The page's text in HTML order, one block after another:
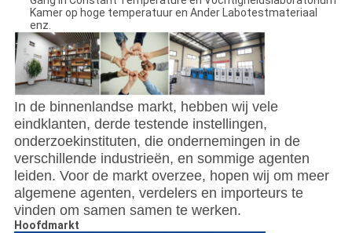
Kamer op hoge temperatuur en Ander Labotestmateriaal
enz.
In de binnenlandse markt, hebben wij vele
eindklanten, derde testende instellingen,
onderzoekinstituten, die ondernemingen in de
verschillende industrieën, en sommige agenten
leiden. Voor de markt overzee, hopen wij om meer
algemene agenten, verdelers en importeurs te
vinden om samen samen te werken.
Hoofdmarkt